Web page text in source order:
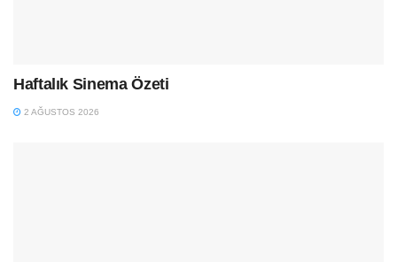
Haftalık Sinema Özeti
2 AĞUSTOS 2026